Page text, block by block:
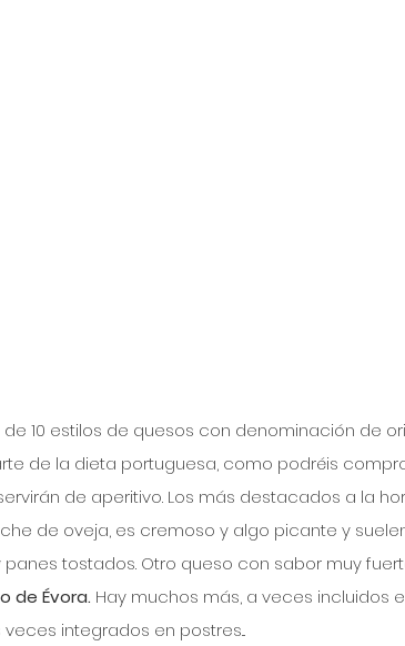
de 10 estilos de quesos con denominación de
de la dieta portuguesa, como podréis
de aperitivo. Los más destacados a la
de oveja, es cremoso y algo picante y
tostados. Otro queso con sabor muy
de Évora. Hay muchos más, a veces incluidos
integrados en postres...